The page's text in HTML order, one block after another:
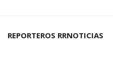
REPORTEROS RRNOTICIAS